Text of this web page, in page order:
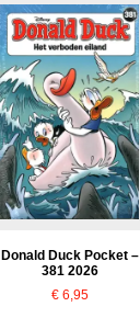
Donald Duck Pocket –
381 2026
€6,95